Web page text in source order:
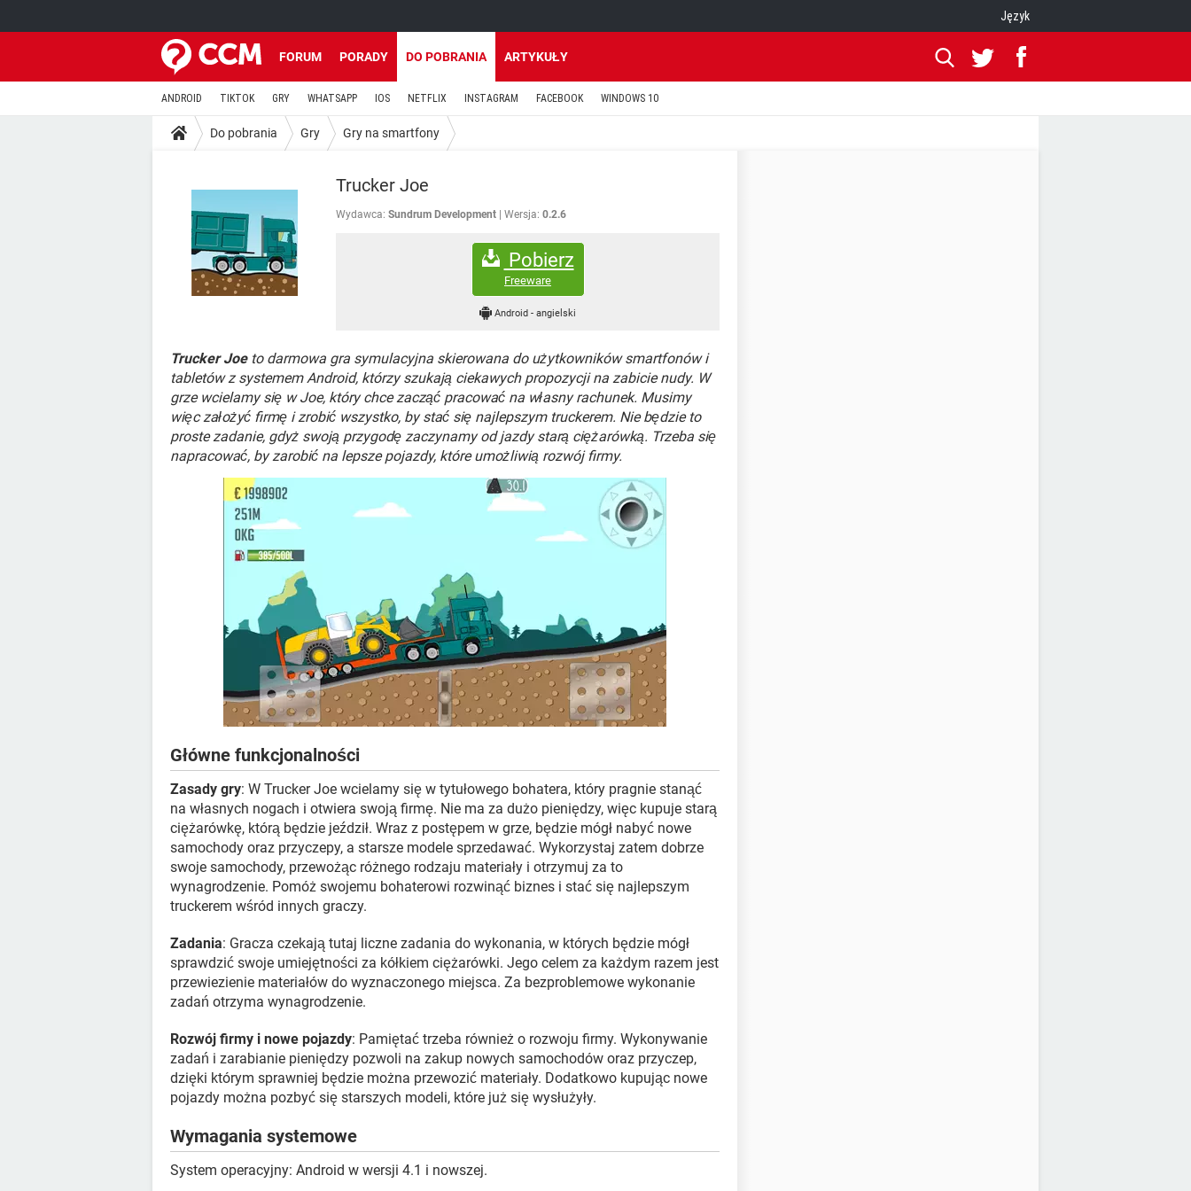
Język
FORUM PORADY DO POBRANIA ARTYKUŁY
ANDROID TIKTOK GRY WHATSAPP IOS NETFLIX INSTAGRAM FACEBOOK WINDOWS 10
Do pobrania Gry Gry na smartfony
Trucker Joe
Wydawca: Sundrum Development Wersja: 0.2.6
Pobierz
Freeware
Android-angielski
Trucker Joeto darmowa gra symulacyjna skierowana do użytkowników smartfonów i
tabletów z systemem Android, którzy szukają ciekawych propozycji na zabicie nudy. W
grze wcielamy się w Joe, który chce zacząć pracować na własny rachunek. Musimy
więc założyć firmę i zrobić wszystko, by stać się najlepszym truckerem. Nie będzie to
proste zadanie, gdyż swoją przygodę zaczynamy od jazdy starą ciężarówką. Trzeba się
napracować, by zarobić na lepsze pojazdy, które umożliwią rozwój firmy.
Główne funkcjonalności
Zasady gry: W Trucker Joe wcielamy się w tytułowego bohatera, który pragnie stanąć
na własnych nogach i otwiera swoją firmę. Nie ma za dużo pieniędzy, więc kupuje starą
ciężarówkę, którą będzie jeździł. Wraz z postępem w grze, będzie mógł nabyć nowe
samochody oraz przyczepy, a starsze modele sprzedawać. Wykorzystaj zatem dobrze
swoje samochody, przewożąc różnego rodzaju materiały i otrzymuj za to
wynagrodzenie. Pomóż swojemu bohaterowi rozwinąć biznes i stać się najlepszym
truckerem wśród innych graczy.
Zadania: Gracza czekają tutaj liczne zadania do wykonania, w których będzie mógł
sprawdzić swoje umiejętności za kółkiem ciężarówki. Jego celem za każdym razem jest
przewiezienie materiałów do wyznaczonego miejsca. Za bezproblemowe wykonanie
zadań otrzyma wynagrodzenie.
Rozwój firmy i nowe pojazdy: Pamiętać trzeba również o rozwoju firmy. Wykonywanie
zadań i zarabianie pieniędzy pozwoli na zakup nowych samochodów oraz przyczep,
dzięki którym sprawniej będzie można przewozić materiały. Dodatkowo kupując nowe
pojazdy można pozbyć się starszych modeli, które już się wysłużyły.
Wymagania systemowe
System operacyjny: Android w wersji 4.1 i nowszej.